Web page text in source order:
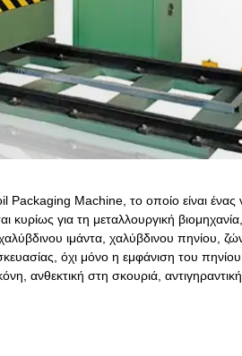
Machine, το οποίο είναι ένας
κυρίως για τη μεταλλουργική
ιμάντα, χαλύβδινου πηνίου,
όχι μόνο η εμφάνιση του πηνίου
ανθεκτική στη σκουριά,